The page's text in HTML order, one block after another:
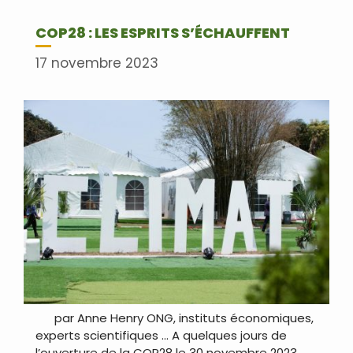
COP28 : LES ESPRITS S’ÉCHAUFFENT
17 novembre 2023
par Anne Henry ONG, instituts économiques,
experts scientifiques … A quelques jours de